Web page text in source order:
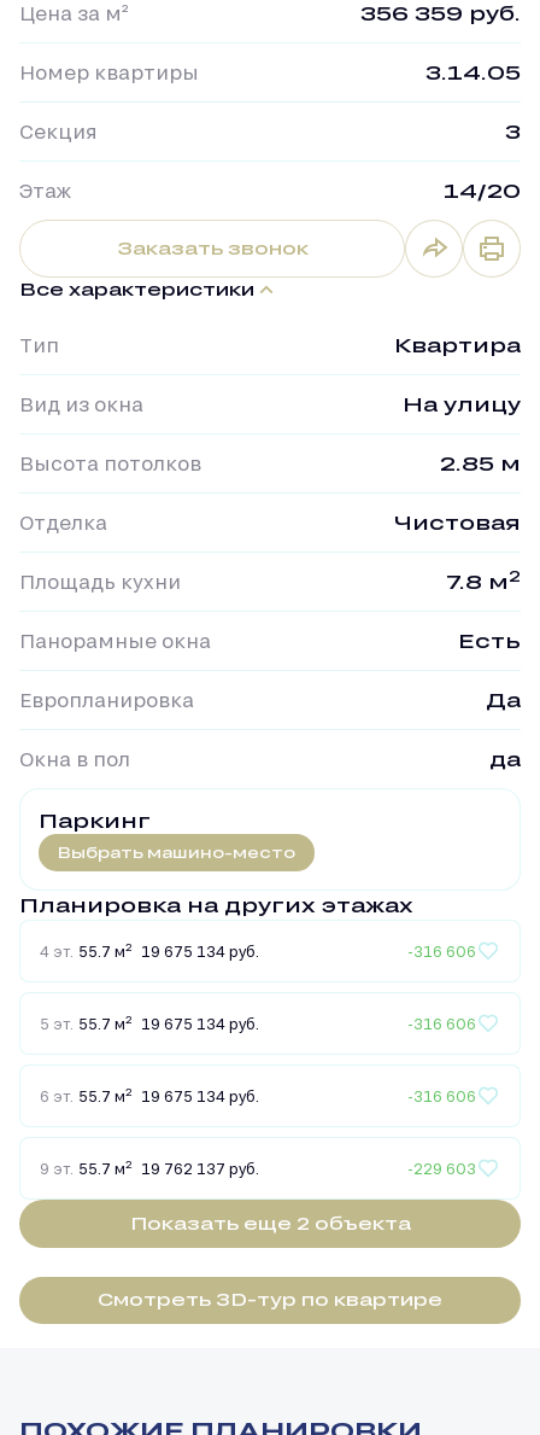
Цена за м² 356 359 руб.
Номер квартиры 3.14.05
Секция 3
Этаж 14/20
Заказать звонок
Все характеристики
Тип Квартира
Вид из окна На улицу
Высота потолков 2.85 м
Отделка Чистовая
Площадь кухни 7.8 м 2
Панорамные окна Есть
Европланировка Да
Окна в пол да
Паркинг
Выбрать машино-место
Планировка на других этажах
4 эт. 55.7 м2 19 675 134 руб. -316 606
5 эт. 55.7 м2 19 675 134 руб. -316 606
6 эт. 55.7 м2 19 675 134 руб. -316 606
9 эт. 55.7 м2 19 762 137 руб. -229 603
Показать еще 2 объектa
Смотреть 3D-тур по квартире